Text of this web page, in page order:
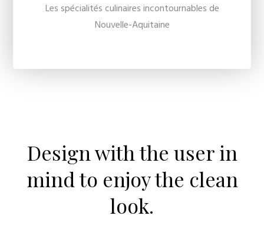
Les spécialités culinaires incontournables de
Nouvelle-Aquitaine
Design with the user in
mind to enjoy the clean
look.